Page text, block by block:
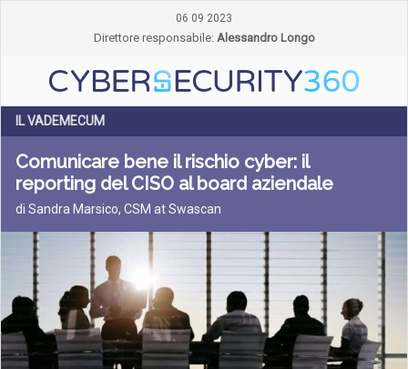
06 09 2023
Direttore responsabile: Alessandro Longo
IL VADEMECUM
Comunicare bene il rischio cyber: il
reporting del CISO al board aziendale
di Sandra Marsico, CSM at Swascan